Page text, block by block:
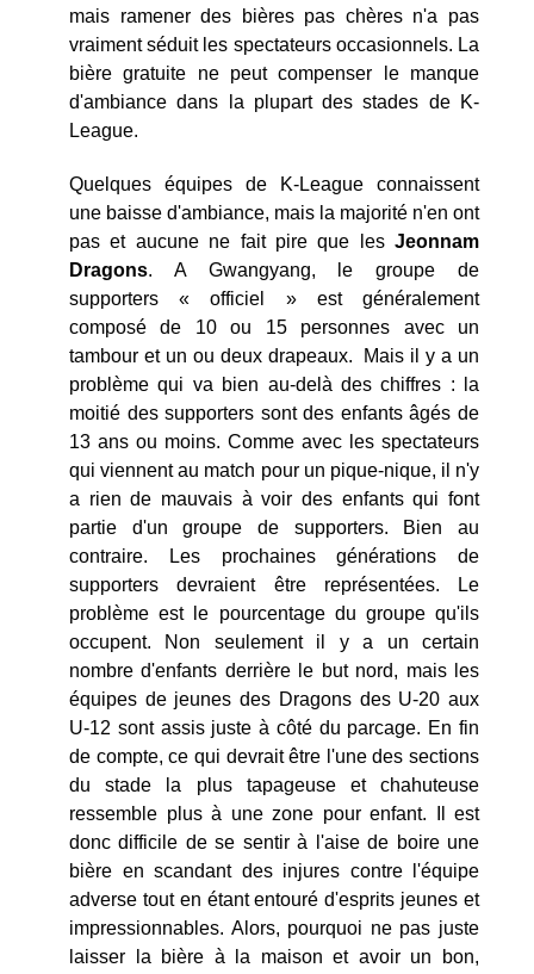
mais ramener des bières pas chères n'a pas
vraiment séduit les spectateurs occasionnels. La
bière gratuite ne peut compenser le manque
d'ambiance dans la plupart des stades de K-
League.
Quelques équipes de K-League connaissent
une baisse d'ambiance, mais la majorité n'en ont
pas et aucune ne fait pire que les Jeonnam
Dragons. A Gwangyang, le groupe de
supporters « officiel » est généralement
composé de 10 ou 15 personnes avec un
tambour et un ou deux drapeaux. Mais il y a un
problème qui va bien au-delà des chiffres : la
moitié des supporters sont des enfants âgés de
13 ans ou moins. Comme avec les spectateurs
qui viennent au match pour un pique-nique, il n'y
a rien de mauvais à voir des enfants qui font
partie d'un groupe de supporters. Bien au
contraire. Les prochaines générations de
supporters devraient être représentées. Le
problème est le pourcentage du groupe qu'ils
occupent. Non seulement il y a un certain
nombre d'enfants derrière le but nord, mais les
équipes de jeunes des Dragons des U-20 aux
U-12 sont assis juste à côté du parcage. En fin
de compte, ce qui devrait être l'une des sections
du stade la plus tapageuse et chahuteuse
ressemble plus à une zone pour enfant. Il est
donc difficile de se sentir à l'aise de boire une
bière en scandant des injures contre l'équipe
adverse tout en étant entouré d'esprits jeunes et
impressionnables. Alors, pourquoi ne pas juste
laisser la bière à la maison et avoir un bon,